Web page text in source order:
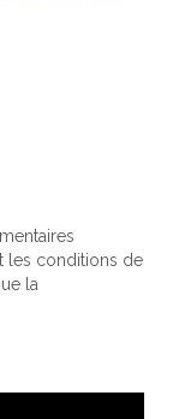
les conditions de
la